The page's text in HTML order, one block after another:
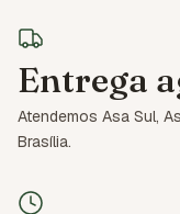
Entrega
Atendemos Asa Sul,
Brasília.